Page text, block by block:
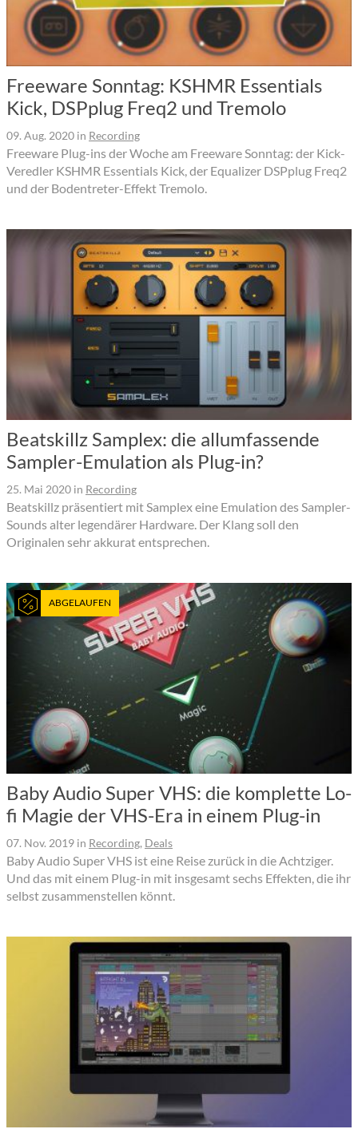
Freeware Sonntag: KSHMR Essentials
Kick, DSPplug Freq2 und Tremolo
09. Aug. 2020 in Recording
Freeware Plug-ins der Woche am Freeware Sonntag: der Kick-
Veredler KSHMR Essentials Kick, der Equalizer DSPplug Freq2
und der Bodentreter-Effekt Tremolo.
Beatskillz Samplex: die allumfassende
Sampler-Emulation als Plug-in?
25. Mai 2020 in Recording
Beatskillz präsentiert mit Samplex eine Emulation des Sampler-
Sounds alter legendärer Hardware. Der Klang soll den
Originalen sehr akkurat entsprechen.
ABGELAUFEN
Baby Audio Super VHS: die komplette Lo-
fi Magie der VHS-Era in einem Plug-in
07. Nov. 2019 in Recording, Deals
Baby Audio Super VHS ist eine Reise zurück in die Achtziger.
Und das mit einem Plug-in mit insgesamt sechs Effekten, die ihr
selbst zusammenstellen könnt.